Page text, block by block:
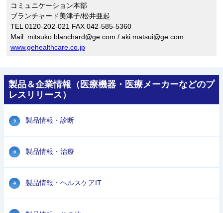
コミュニケーション本部
ブランチャード美津子/松井亜起
TEL 0120-202-021 FAX 042-585-5360
Mail: mitsuko.blanchard@ge.com / aki.matsui@ge.com
www.gehealthcare.co.jp
製品＆企業情報（医療機器・医療メーカーなどのプ
レスリリース）
製品情報・診断
製品情報・治療
製品情報・ヘルスケアIT